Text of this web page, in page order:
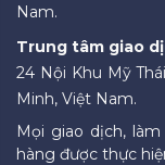
Nam.
Trung tâm giao
24 Nội Khu Mỹ
Minh, Việt Nam.
Mọi giao dịch,
hàng được thực